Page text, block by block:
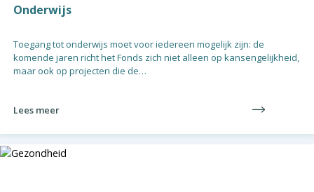
Onderwijs
Toegang tot onderwijs moet voor iedereen mogelijk zijn: de
komende jaren richt het Fonds zich niet alleen op kansengelijkheid,
maar ook op projecten die de…
Lees meer